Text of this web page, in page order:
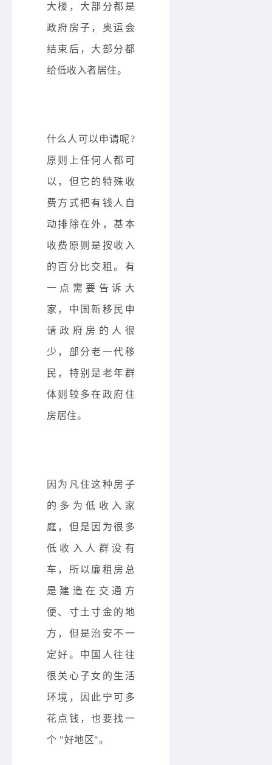
大楼，大部分都是
政府房子，奥运会
结束后，大部分都
给低收入者居住。
什么人可以申请呢?
原则上任何人都可
以，但它的特殊收
费方式把有钱人自
动排除在外，基本
收费原则是按收入
的百分比交租。有
一点需要告诉大
家，中国新移民申
请政府房的人很
少，部分老一代移
民，特别是老年群
体则较多在政府住
房居住。
因为凡住这种房子
的多为低收入家
庭，但是因为很多
低收入人群没有
车，所以廉租房总
是建造在交通方
便、寸土寸金的地
方，但是治安不一
定好。中国人往往
很关心子女的生活
环境，因此宁可多
花点钱，也要找一
个 "好地区"。